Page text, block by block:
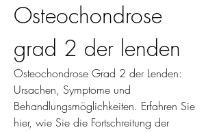
Osteochondrose
grad 2 der lenden
Osteochondrose Grad 2 der Lenden:
Ursachen, Symptome und
Behandlungsmöglichkeiten. Erfahren Sie
hier, wie Sie die Fortschreitung der